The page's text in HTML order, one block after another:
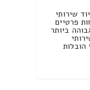
שירותי
פרטיים
ביותר
הובלות